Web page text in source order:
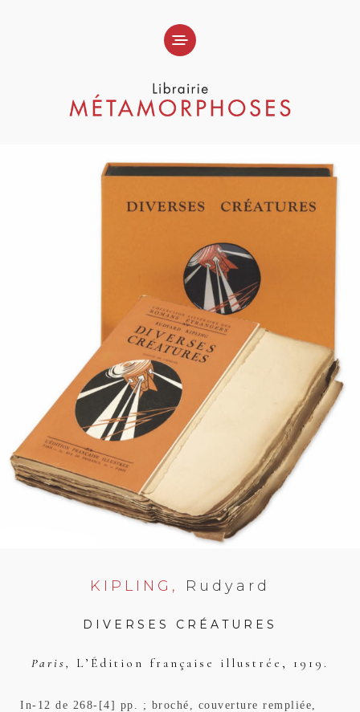
KIPLING, Rudyard
DIVERSES CRÉATURES
Paris, L’Édition française illustrée, 1919.
In-12 de 268-[4] pp. ; broché, couverture rempliée,